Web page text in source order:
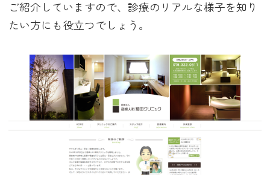
ご紹介していますので、診療のリアルな様子を知り
たい方にも役立つでしょう。